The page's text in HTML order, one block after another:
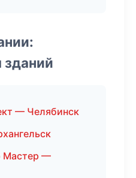
зданий
— Челябинск
Мастер —